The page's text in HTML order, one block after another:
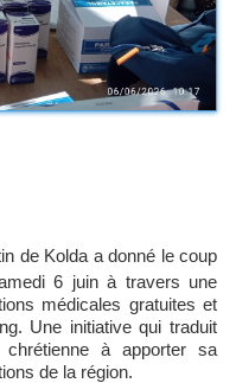
de Kolda a donné le coup
6 juin à travers une
médicales gratuites et
Une initiative qui traduit
chrétienne à apporter sa
de la région.